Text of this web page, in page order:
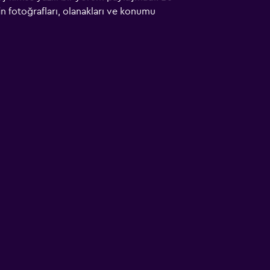
fotoğrafları, olanakları ve konumu